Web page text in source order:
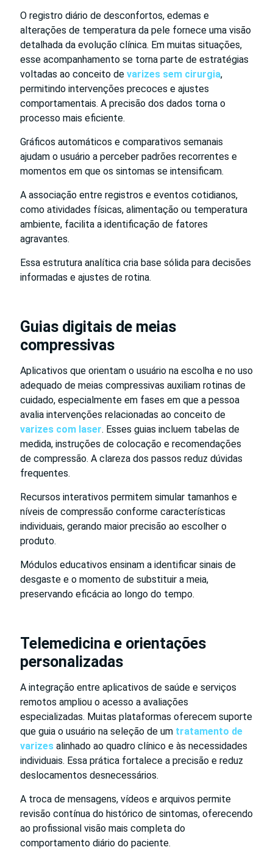
O registro diário de desconfortos, edemas e
alterações de temperatura da pele fornece uma visão
detalhada da evolução clínica. Em muitas situações,
esse acompanhamento se torna parte de estratégias
voltadas ao conceito de varizes sem cirurgia,
permitindo intervenções precoces e ajustes
comportamentais. A precisão dos dados torna o
processo mais eficiente.
Gráficos automáticos e comparativos semanais
ajudam o usuário a perceber padrões recorrentes e
momentos em que os sintomas se intensificam.
A associação entre registros e eventos cotidianos,
como atividades físicas, alimentação ou temperatura
ambiente, facilita a identificação de fatores
agravantes.
Essa estrutura analítica cria base sólida para decisões
informadas e ajustes de rotina.
Guias digitais de meias
compressivas
Aplicativos que orientam o usuário na escolha e no uso
adequado de meias compressivas auxiliam rotinas de
cuidado, especialmente em fases em que a pessoa
avalia intervenções relacionadas ao conceito de
varizes com laser. Esses guias incluem tabelas de
medida, instruções de colocação e recomendações
de compressão. A clareza dos passos reduz dúvidas
frequentes.
Recursos interativos permitem simular tamanhos e
níveis de compressão conforme características
individuais, gerando maior precisão ao escolher o
produto.
Módulos educativos ensinam a identificar sinais de
desgaste e o momento de substituir a meia,
preservando eficácia ao longo do tempo.
Telemedicina e orientações
personalizadas
A integração entre aplicativos de saúde e serviços
remotos ampliou o acesso a avaliações
especializadas. Muitas plataformas oferecem suporte
que guia o usuário na seleção de um tratamento de
varizes alinhado ao quadro clínico e às necessidades
individuais. Essa prática fortalece a precisão e reduz
deslocamentos desnecessários.
A troca de mensagens, vídeos e arquivos permite
revisão contínua do histórico de sintomas, oferecendo
ao profissional visão mais completa do
comportamento diário do paciente.